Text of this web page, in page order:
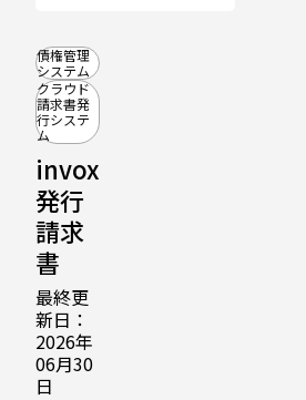
債権管理
システム
クラウド
請求書発
行システ
ム
invox
発行
請求
書
最終更
新日：
2026年
06月30
日
比
較
事
に
掲
載
書発
行シ
ステ
ムお